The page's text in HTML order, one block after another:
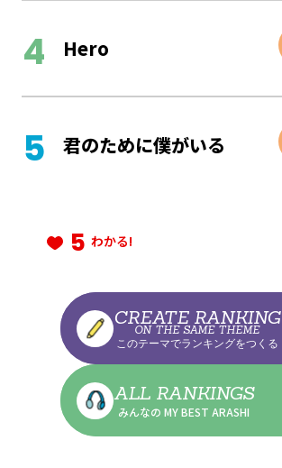
Hero
君のために僕がいる
5 わかる!
CREATE RANKING
ON THE SAME THEME
このテーマでランキングをつくる
ALL RANKINGS
みんなの MY BEST ARASHI